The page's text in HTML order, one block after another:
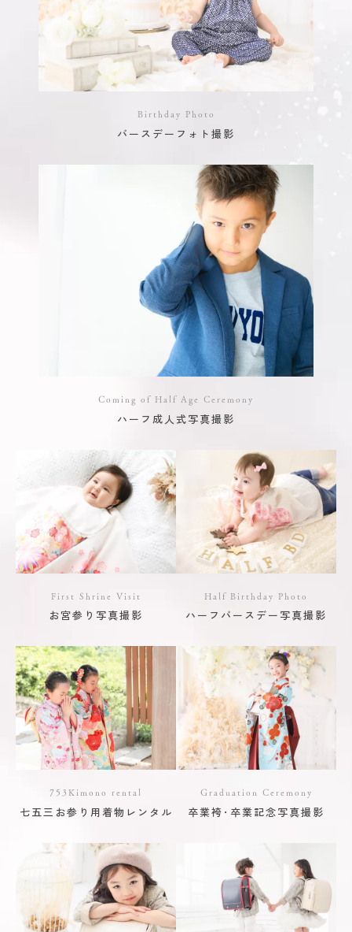
Birthday Photo
バースデーフォト撮影
Coming of Half Age Ceremony
ハーフ成人式写真撮影
First Shrine Visit
お宮参り写真撮影
Half Birthday Photo
ハーフバースデー写真撮影
753Kimono rental
七五三お参り用着物レンタル
Graduation Ceremony
卒業袴･卒業記念写真撮影